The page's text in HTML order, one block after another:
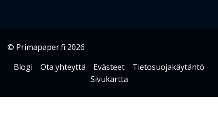
© Primapaper.fi 2026
Blogi
Ota yhteyttä Evästeet
Tietosuojakäytäntö
Sivukartta